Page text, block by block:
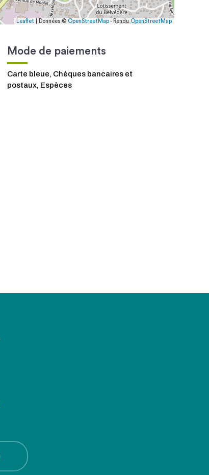
Leaflet | Données © OpenStreetMap- RenduOpenStreetMap
Mode de paiements
Carte bleue, Chèques bancaires et
postaux, Espèces